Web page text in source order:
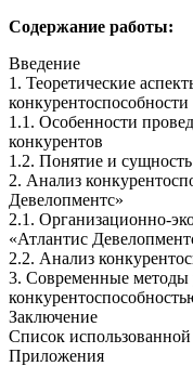
Содержание работы:
Введение
1. Теоретические
конкурентоспособности
1.1. Особенности
конкурентов
1.2. Понятие и
2. Анализ
Девелопментс»
2.1. Организационно-
«Атлантис
2.2. Анализ
3. Современные методы
Заключение
Список
Приложения